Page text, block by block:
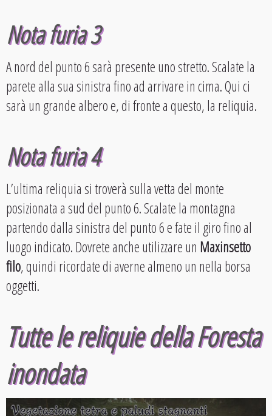
Nota furia 3
A nord del punto 6 sarà presente uno stretto. Scalate la
parete alla sua sinistra fino ad arrivare in cima. Qui ci
sarà un grande albero e, di fronte a questo, la reliquia.
Nota furia 4
L’ultima reliquia si troverà sulla vetta del monte
posizionata a sud del punto 6. Scalate la montagna
partendo dalla sinistra del punto 6 e fate il giro fino al
luogo indicato. Dovrete anche utilizzare un Maxinsetto
filo, quindi ricordate di averne almeno un nella borsa
oggetti.
Tutte le reliquie della Foresta
inondata